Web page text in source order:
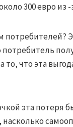
300 евро из -
потребителей?
что эта
эта потеря
насколько